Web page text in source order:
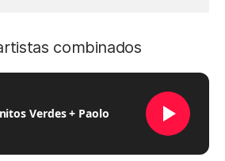
combinados
Verdes + Paolo